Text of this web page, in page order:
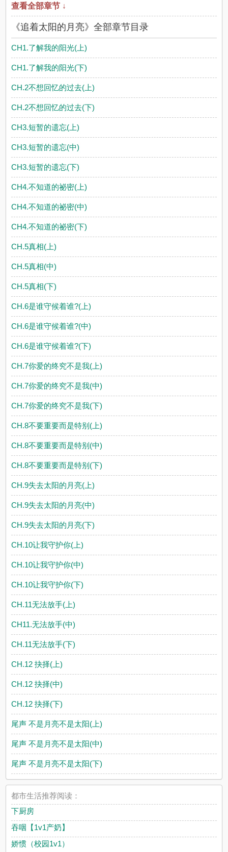
查看全部章节 ↓
《追着太阳的月亮》全部章节目录
CH1.了解我的阳光(上)
CH1.了解我的阳光(下)
CH.2不想回忆的过去(上)
CH.2不想回忆的过去(下)
CH3.短暂的遗忘(上)
CH3.短暂的遗忘(中)
CH3.短暂的遗忘(下)
CH4.不知道的祕密(上)
CH4.不知道的祕密(中)
CH4.不知道的祕密(下)
CH.5真相(上)
CH.5真相(中)
CH.5真相(下)
CH.6是谁守候着谁?(上)
CH.6是谁守候着谁?(中)
CH.6是谁守候着谁?(下)
CH.7你爱的终究不是我(上)
CH.7你爱的终究不是我(中)
CH.7你爱的终究不是我(下)
CH.8不要重要而是特别(上)
CH.8不要重要而是特别(中)
CH.8不要重要而是特别(下)
CH.9失去太阳的月亮(上)
CH.9失去太阳的月亮(中)
CH.9失去太阳的月亮(下)
CH.10让我守护你(上)
CH.10让我守护你(中)
CH.10让我守护你(下)
CH.11无法放手(上)
CH11.无法放手(中)
CH.11无法放手(下)
CH.12 抉择(上)
CH.12 抉择(中)
CH.12 抉择(下)
尾声 不是月亮不是太阳(上)
尾声 不是月亮不是太阳(中)
尾声 不是月亮不是太阳(下)
都市生活推荐阅读：
下厨房
吞咽【1v1产奶】
娇惯（校园1v1）